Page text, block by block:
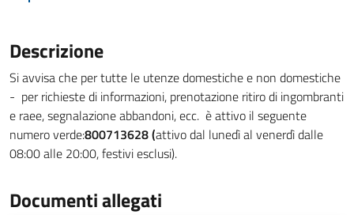
Descrizione
Si avvisa che per tutte le utenze domestiche e non domestiche
- per richieste di informazioni, prenotazione ritiro di ingombranti
e raee, segnalazione abbandoni, ecc. è attivo il seguente
numero verde:800713628 (attivo dal lunedì al venerdì dalle
08:00 alle 20:00, festivi esclusi).
Documenti allegati